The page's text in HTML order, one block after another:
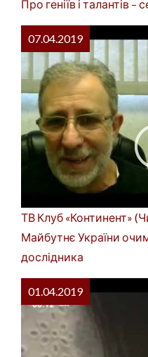
Про геніїв і талантів
07.04.2019
ТВ Клуб «Континент»
Майбутнє України
дослідника
01.04.2019